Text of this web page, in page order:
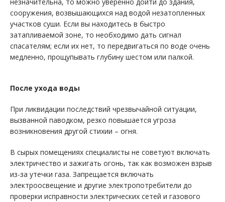
сооружения, возвышающихся над водой незатопленных
участков суши. Если вы находитесь в быстро
затапливаемой зоне, то необходимо дать сигнал
спасателям; если их нет, то передвигаться по воде очень
медленно, прощупывать глубину шестом или палкой.
После ухода воды
При ликвидации последствий чрезвычайной ситуации,
вызванной паводком, резко повышается угроза
возникновения другой стихии – огня.
В сырых помещениях специалисты не советуют включать
электричество и зажигать огонь, так как возможен взрыв
из-за утечки газа. Запрещается включать
электроосвещение и другие электропотребители до
проверки исправности электрических сетей и газового